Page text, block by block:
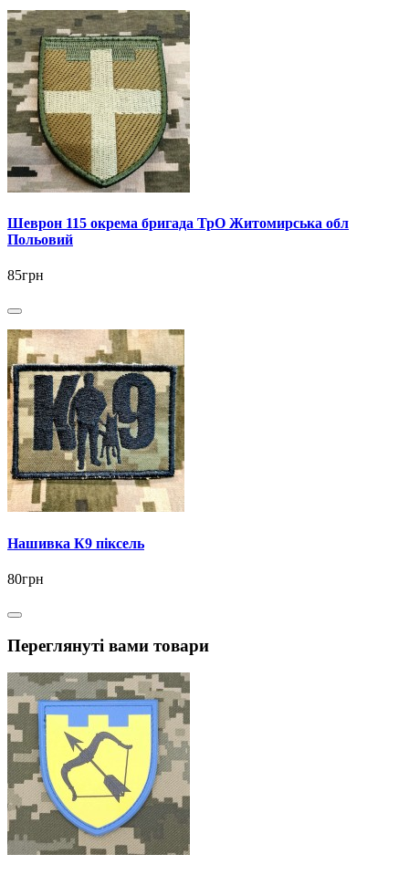
Шеврон 115 окрема бригада ТрО Житомирська обл
Польовий
85грн
Нашивка К9 піксель
80грн
Переглянуті вами товари